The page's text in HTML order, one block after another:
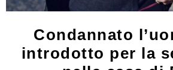
Condannato
introdotto per la